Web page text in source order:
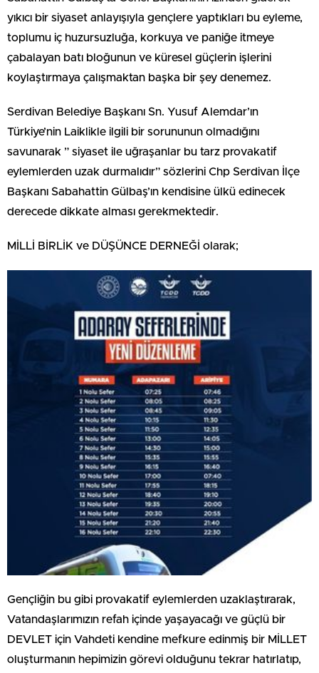
yıkıcı bir siyaset anlayışıyla gençlere yaptıkları bu eyleme,
toplumu iç huzursuzluğa, korkuya ve paniğe itmeye
çabalayan batı bloğunun ve küresel güçlerin işlerini
koylaştırmaya çalışmaktan başka bir şey denemez.
Serdivan Belediye Başkanı Sn. Yusuf Alemdar’ın
Türkiye’nin Laiklikle ilgili bir sorununun olmadığını
savunarak ” siyaset ile uğraşanlar bu tarz provakatif
eylemlerden uzak durmalıdır” sözlerini Chp Serdivan İlçe
Başkanı Sabahattin Gülbaş’ın kendisine ülkü edinecek
derecede dikkate alması gerekmektedir.
MİLLİ BİRLİK ve DÜŞÜNCE DERNEĞİ olarak;
Gençliğin bu gibi provakatif eylemlerden uzaklaştırarak,
Vatandaşlarımızın refah içinde yaşayacağı ve güçlü bir
DEVLET için Vahdeti kendine mefkure edinmiş bir MİLLET
oluşturmanın hepimizin görevi olduğunu tekrar hatırlatıp,